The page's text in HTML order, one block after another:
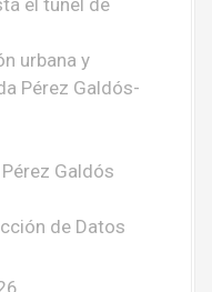
el túnel de
urbana y
Pérez Galdós-
Galdós
de Datos